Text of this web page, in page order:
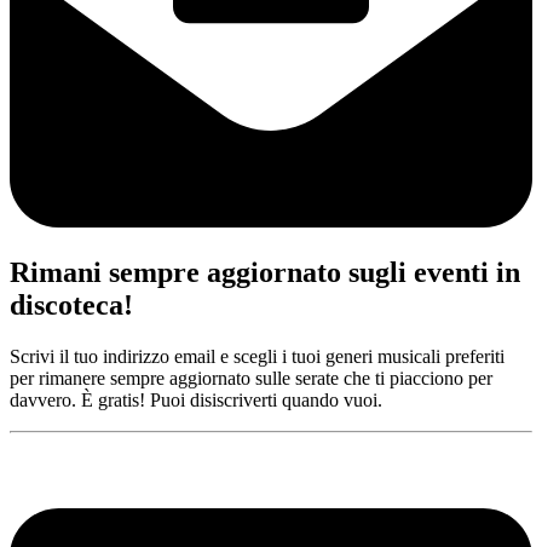
Rimani sempre aggiornato sugli eventi in
discoteca!
Scrivi il tuo indirizzo email e scegli i tuoi generi musicali preferiti
per rimanere sempre aggiornato sulle serate che ti piacciono per
davvero. È gratis! Puoi disiscriverti quando vuoi.